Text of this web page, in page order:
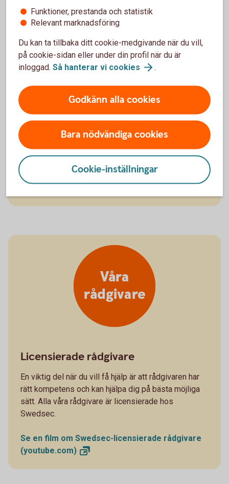
räntefonder för att du ska ha möjlighet att nå dina
mål. Du får förslag på ett månadssparande i fonder -
kan hjälpa dig bygga upp din ekonomi.
Starkare ekonomi med rådgivning
Tips om hur du kan spara för att nå dina mål och
Få skräddarsydda råd utifrån din unika situation.
Gör rådgivningen själv i appen eller
internetbanken - när det passar dig.
Våra
rådgivare
Licensierade rådgivare
En viktig del när du vill få hjälp är att rådgivaren har
rätt kompetens och kan hjälpa dig på bästa möjliga
sätt. Alla våra rådgivare är licensierade hos
Swedsec.
Se en film om Swedsec-licensierade rådgivare
(youtube.com)
Funktioner, prestanda och statistik
Relevant marknadsföring
Du kan ta tillbaka ditt cookie-medgivande när du vill,
på cookie-sidan eller under din profil när du är
inloggad. Så hanterar vi cookies .
Godkänn alla cookies
Bara nödvändiga cookies
Cookie-inställningar